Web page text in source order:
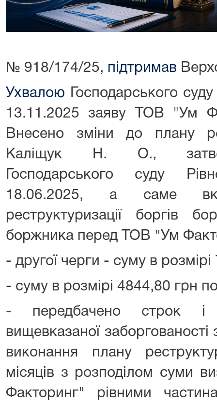
№ 918/174/25, підтримав
Ухвалою Господарського суду
13.11.2025 заяву ТОВ "Ум
Внесено зміни до плану
Каліщук Н. О.,
Господарського суду
18.06.2025, а саме
реструктуризації боргів
боржника перед ТОВ "Ум
- другої черги - суму в
- суму в розмірі 4844,80 грн
- передбачено строк і
вищевказаної
виконання плану
місяців з розподілом суми
Факторинг" рівними